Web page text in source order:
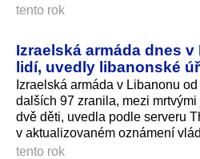
tento rok
Izraelská armáda dnes
lidí, uvedly libanonské
Izraelská armáda v Libanonu
dalších 97 zranila, mezi
dvě děti, uvedla podle serveru
v aktualizovaném oznámení
tento rok